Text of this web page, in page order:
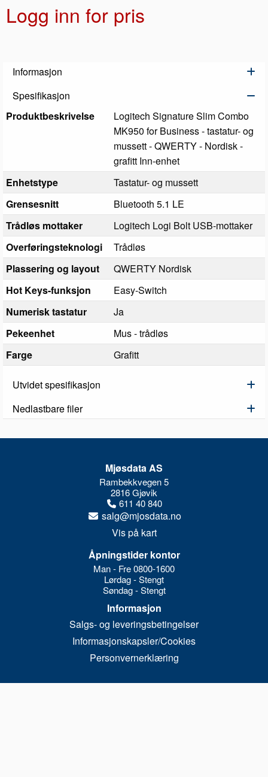
Logg inn for pris
Informasjon
Spesifikasjon
Produktbeskrivelse
Logitech Signature Slim Combo
MK950 for Business - tastatur- og
mussett - QWERTY - Nordisk -
grafitt Inn-enhet
Enhetstype
Tastatur- og mussett
Grensesnitt
Bluetooth 5.1 LE
Trådløs mottaker
Logitech Logi Bolt USB-mottaker
Overføringsteknologi
Trådløs
Plassering og layout
QWERTY Nordisk
Hot Keys-funksjon
Easy-Switch
Numerisk tastatur
Ja
Pekeenhet
Mus - trådløs
Farge
Grafitt
Utvidet spesifikasjon
Nedlastbare filer
Mjøsdata AS
Rambekkvegen 5
2816 Gjøvik
611 40 840
salg@mjosdata.no
Vis på kart
Åpningstider kontor
Man - Fre 0800-1600
Lørdag - Stengt
Søndag - Stengt
Informasjon
Salgs- og leveringsbetingelser
Informasjonskapsler/Cookies
Personvernerklæring